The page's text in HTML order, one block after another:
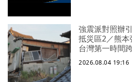
強震派對照辦
抵災區2／熊
台灣第一時間
2026.08.04 19:16